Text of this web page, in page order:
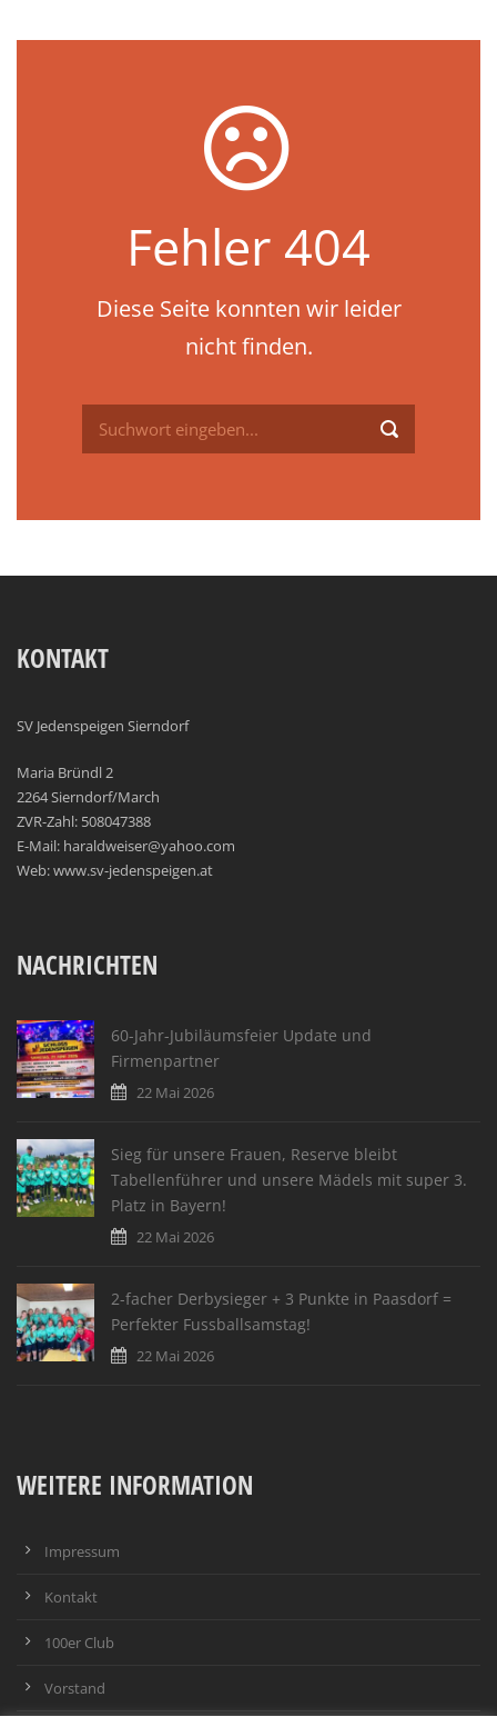
Fehler 404
Diese Seite konnten wir leider
nicht finden.
KONTAKT
SV Jedenspeigen Sierndorf
Maria Bründl 2
2264 Sierndorf/March
ZVR-Zahl: 508047388
E-Mail: haraldweiser@yahoo.com
Web: www.sv-jedenspeigen.at
NACHRICHTEN
60-Jahr-Jubiläumsfeier Update und
Firmenpartner
22 Mai 2026
Sieg für unsere Frauen, Reserve bleibt
Tabellenführer und unsere Mädels mit super 3.
Platz in Bayern!
22 Mai 2026
2-facher Derbysieger + 3 Punkte in Paasdorf =
Perfekter Fussballsamstag!
22 Mai 2026
WEITERE INFORMATION
Impressum
Kontakt
100er Club
Vorstand